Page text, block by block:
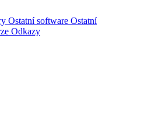
Ostatní software Ostatní
Odkazy